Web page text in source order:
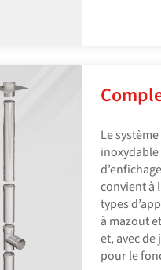
Le
inoxydable
convient à
types
à mazout
et, avec de
pour le